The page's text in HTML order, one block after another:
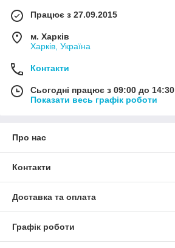
Працює з 27.09.2015
м. Харків
Харків, Україна
Контакти
Сьогодні працює з 09:00 до 14:30
Показати весь графік роботи
Про нас
Контакти
Доставка та оплата
Графік роботи